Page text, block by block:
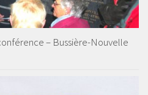
– Bussière-Nouvelle